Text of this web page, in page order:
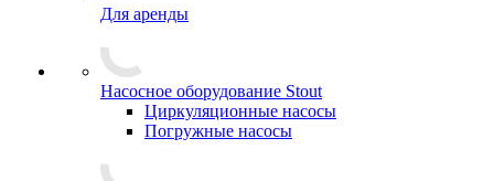
Для аренды
Насосное оборудование Stout
Циркуляционные насосы
Погружные насосы